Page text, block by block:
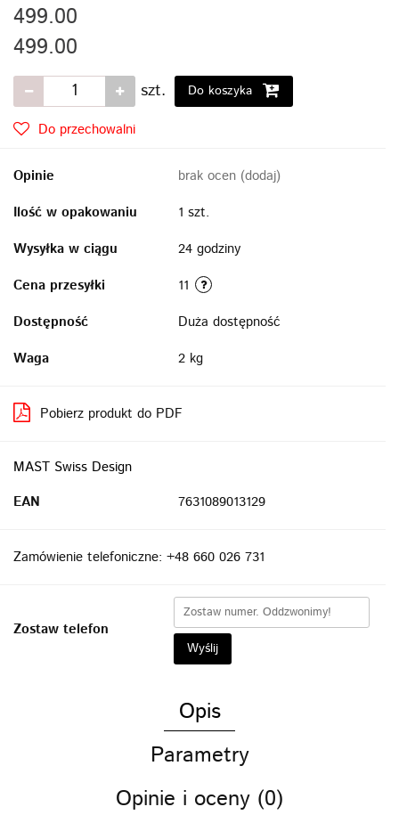
499.00
499.00
szt. Do koszyka
Do przechowalni
Opinie brak ocen (dodaj)
Ilość w opakowaniu
1 szt.
Wysyłka w ciągu
24 godziny
Cena przesyłki
11
Dostępność
Duża dostępność
Waga
2 kg
Pobierz produkt do PDF
MAST Swiss Design
EAN
7631089013129
Zamówienie telefoniczne: +48 660 026 731
Zostaw telefon
Wyślij
Opis
Parametry
Opinie i oceny (0)